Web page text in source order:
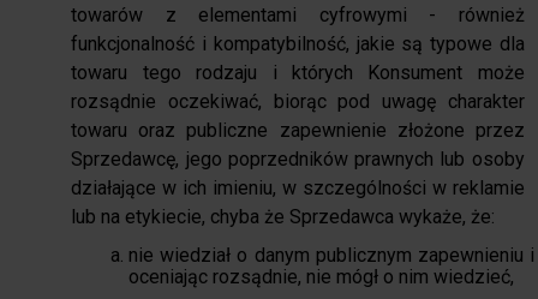
towarów z elementami cyfrowymi - również
funkcjonalność i kompatybilność, jakie są typowe dla
towaru tego rodzaju i których Konsument może
rozsądnie oczekiwać, biorąc pod uwagę charakter
towaru oraz publiczne zapewnienie złożone przez
Sprzedawcę, jego poprzedników prawnych lub osoby
działające w ich imieniu, w szczególności w reklamie
lub na etykiecie, chyba że Sprzedawca wykaże, że:
nie wiedział o danym publicznym zapewnieniu i
oceniając rozsądnie, nie mógł o nim wiedzieć,